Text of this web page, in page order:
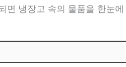
면 냉장고 속의 물품을 한눈